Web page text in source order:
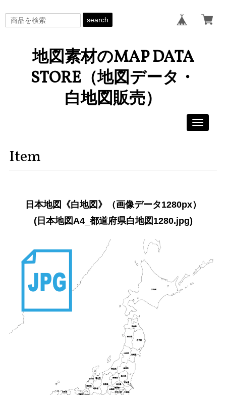
search
地図素材のMAP DATA
STORE（地図データ・
白地図販売）
Toggle
Item
日本地図《白地図》（画像データ1280px）
(日本地図A4_都道府県白地図1280.jpg)